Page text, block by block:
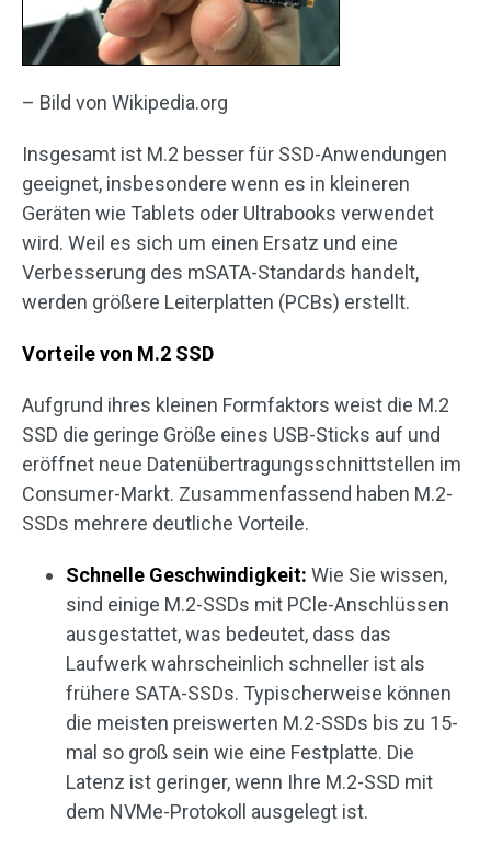
– Bild von Wikipedia.org
Insgesamt ist M.2 besser für SSD-Anwendungen
geeignet, insbesondere wenn es in kleineren
Geräten wie Tablets oder Ultrabooks verwendet
wird. Weil es sich um einen Ersatz und eine
Verbesserung des mSATA-Standards handelt,
werden größere Leiterplatten (PCBs) erstellt.
Vorteile von M.2 SSD
Aufgrund ihres kleinen Formfaktors weist die M.2
SSD die geringe Größe eines USB-Sticks auf und
eröffnet neue Datenübertragungsschnittstellen im
Consumer-Markt. Zusammenfassend haben M.2-
SSDs mehrere deutliche Vorteile.
Schnelle Geschwindigkeit: Wie Sie wissen,
sind einige M.2-SSDs mit PCle-Anschlüssen
ausgestattet, was bedeutet, dass das
Laufwerk wahrscheinlich schneller ist als
frühere SATA-SSDs. Typischerweise können
die meisten preiswerten M.2-SSDs bis zu 15-
mal so groß sein wie eine Festplatte. Die
Latenz ist geringer, wenn Ihre M.2-SSD mit
dem NVMe-Protokoll ausgelegt ist.